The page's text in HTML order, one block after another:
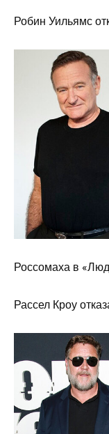
Робин Уильямс
Россомаха в
Рассел Кроу